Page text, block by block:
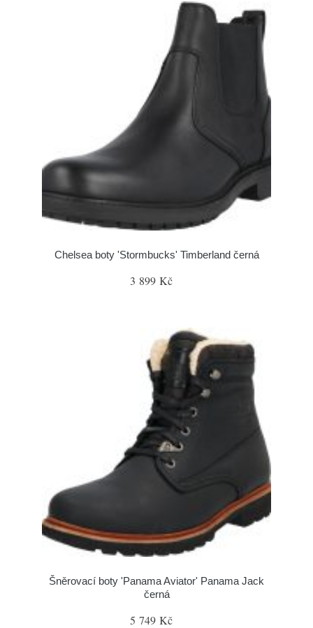
Chelsea boty 'Stormbucks' Timberland černá
3 899 Kč
Šněrovací boty 'Panama Aviator' Panama Jack
černá
5 749 Kč